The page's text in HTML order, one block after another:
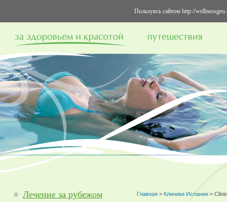
Пользуясь сайтом http://
Лечение за рубежом Главная > Клиники Испании >